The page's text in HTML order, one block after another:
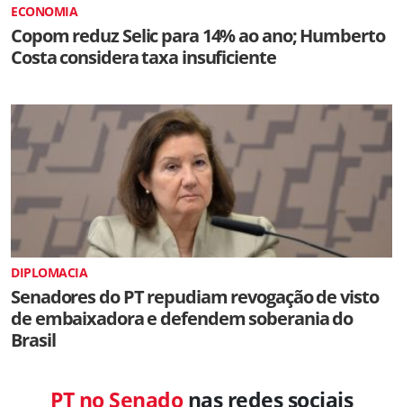
ECONOMIA
Copom reduz Selic para 14% ao ano; Humberto
Costa considera taxa insuficiente
DIPLOMACIA
Senadores do PT repudiam revogação de visto
de embaixadora e defendem soberania do
Brasil
PT no Senadonas redes sociais